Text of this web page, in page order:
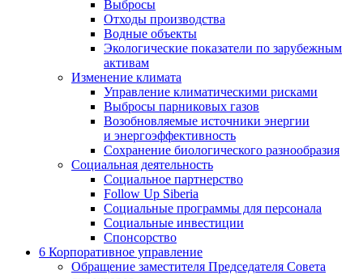
Выбросы
Отходы производства
Водные объекты
Экологические показатели по зарубежным
активам
Изменение климата
Управление климатическими рисками
Выбросы парниковых газов
Возобновляемые источники энергии
и энергоэффективность
Сохранение биологического разнообразия
Социальная деятельность
Социальное партнерство
Follow Up Siberia
Социальные программы для персонала
Социальные инвестиции
Спонсорство
6 Корпоративное управление
Обращение заместителя Председателя Совета